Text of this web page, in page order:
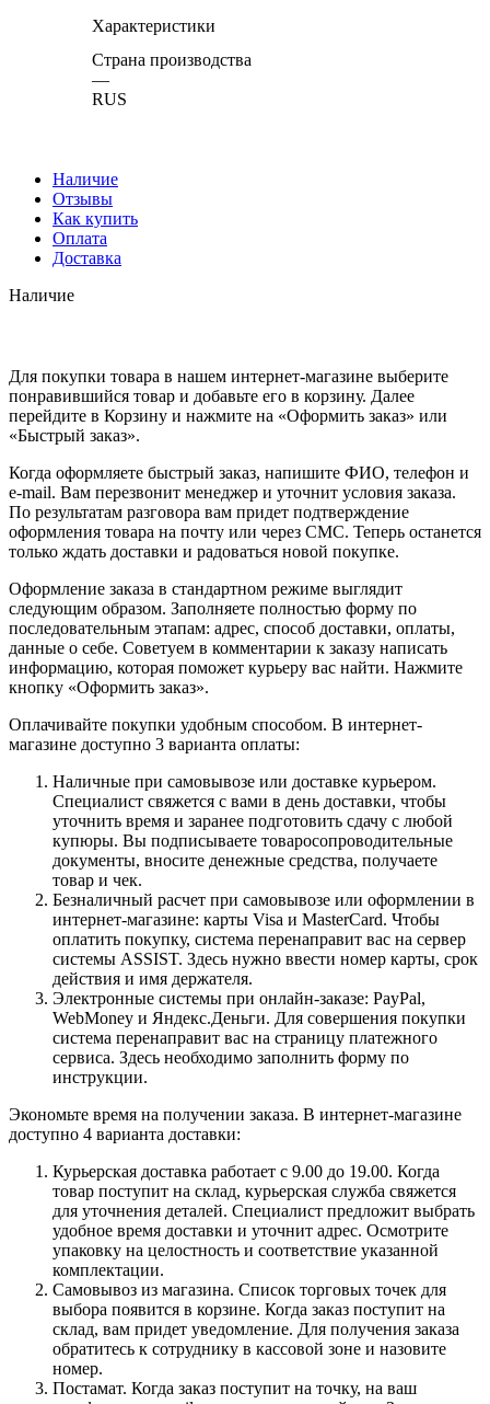
Характеристики
Страна производства
—
RUS
Наличие
Отзывы
Как купить
Оплата
Доставка
Наличие
Для покупки товара в нашем интернет-магазине выберите
понравившийся товар и добавьте его в корзину. Далее
перейдите в Корзину и нажмите на «Оформить заказ» или
«Быстрый заказ».
Когда оформляете быстрый заказ, напишите ФИО, телефон и
e-mail. Вам перезвонит менеджер и уточнит условия заказа.
По результатам разговора вам придет подтверждение
оформления товара на почту или через СМС. Теперь останется
только ждать доставки и радоваться новой покупке.
Оформление заказа в стандартном режиме выглядит
следующим образом. Заполняете полностью форму по
последовательным этапам: адрес, способ доставки, оплаты,
данные о себе. Советуем в комментарии к заказу написать
информацию, которая поможет курьеру вас найти. Нажмите
кнопку «Оформить заказ».
Оплачивайте покупки удобным способом. В интернет-
магазине доступно 3 варианта оплаты:
Наличные при самовывозе или доставке курьером.
Специалист свяжется с вами в день доставки, чтобы
уточнить время и заранее подготовить сдачу с любой
купюры. Вы подписываете товаросопроводительные
документы, вносите денежные средства, получаете
товар и чек.
Безналичный расчет при самовывозе или оформлении в
интернет-магазине: карты Visa и MasterCard. Чтобы
оплатить покупку, система перенаправит вас на сервер
системы ASSIST. Здесь нужно ввести номер карты, срок
действия и имя держателя.
Электронные системы при онлайн-заказе: PayPal,
WebMoney и Яндекс.Деньги. Для совершения покупки
система перенаправит вас на страницу платежного
сервиса. Здесь необходимо заполнить форму по
инструкции.
Экономьте время на получении заказа. В интернет-магазине
доступно 4 варианта доставки:
Курьерская доставка работает с 9.00 до 19.00. Когда
товар поступит на склад, курьерская служба свяжется
для уточнения деталей. Специалист предложит выбрать
удобное время доставки и уточнит адрес. Осмотрите
упаковку на целостность и соответствие указанной
комплектации.
Самовывоз из магазина. Список торговых точек для
выбора появится в корзине. Когда заказ поступит на
склад, вам придет уведомление. Для получения заказа
обратитесь к сотруднику в кассовой зоне и назовите
номер.
Постамат. Когда заказ поступит на точку, на ваш